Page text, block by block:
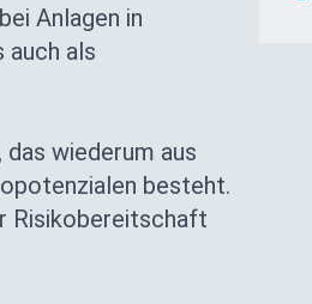
Anlagen in
als
wiederum aus
besteht.
Risikobereitschaft